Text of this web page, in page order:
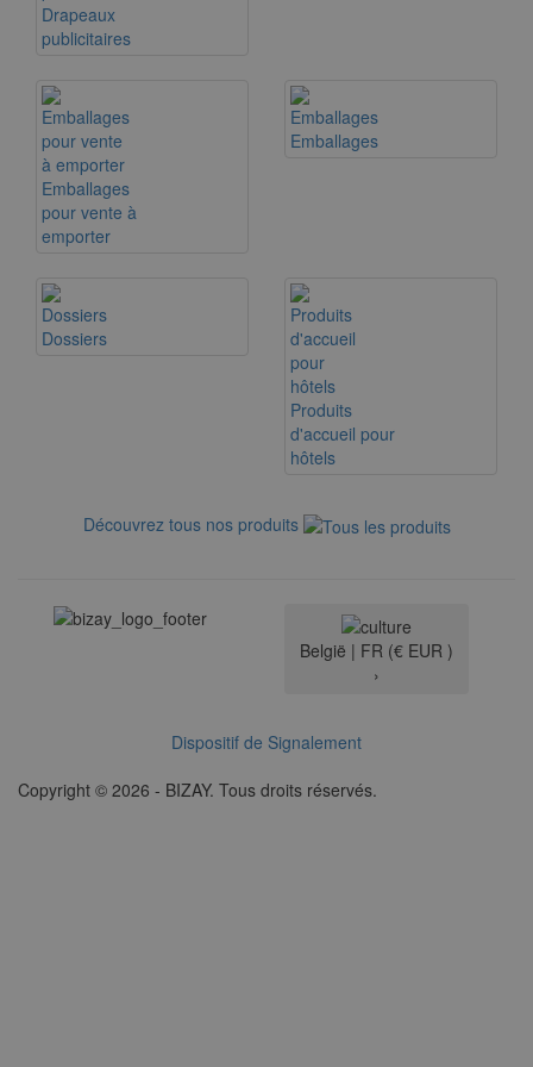
Drapeaux
publicitaires
Emballages
pour vente à
emporter
Emballages
Dossiers
Produits
d'accueil pour
hôtels
Découvrez tous nos produits
België | FR (€ EUR )
›
Dispositif de Signalement
Copyright © 2026 - BIZAY. Tous droits réservés.